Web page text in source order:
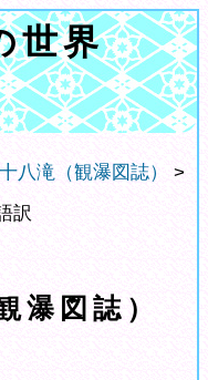
世界
瀑図誌）
八滝（観瀑図誌）
>
訳